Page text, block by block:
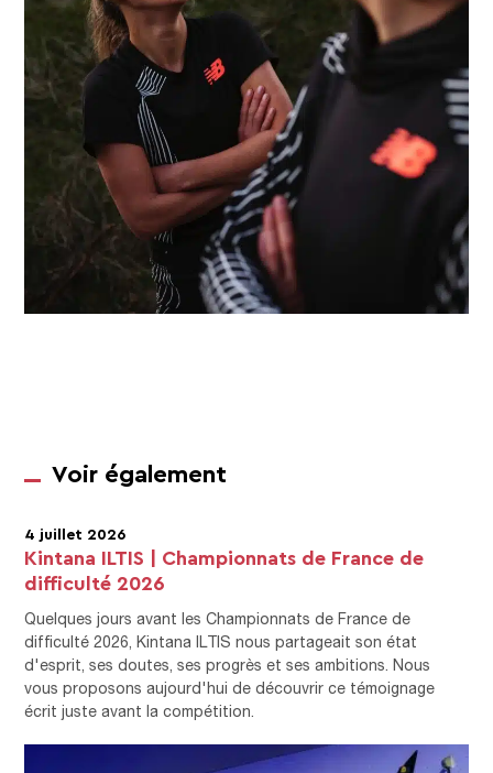
Voir également
4 juillet 2026
Kintana ILTIS | Championnats de France de
difficulté 2026
Quelques jours avant les Championnats de France de
difficulté 2026, Kintana ILTIS nous partageait son état
d'esprit, ses doutes, ses progrès et ses ambitions. Nous
vous proposons aujourd'hui de découvrir ce témoignage
écrit juste avant la compétition.